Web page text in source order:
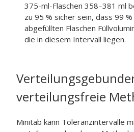
375-ml-Flaschen 358–381 ml
zu 95 % sicher sein, dass 99
abgefüllten Flaschen
die in diesem Intervall liegen.
verteilungsfreie
Minitab kann Toleranzintervalle